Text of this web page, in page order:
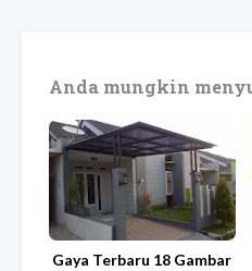
Anda mungkin
Gaya Terbaru 18 Gambar